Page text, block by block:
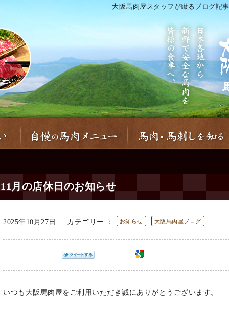
大阪馬肉屋スタッフが綴るブログ記
11月の店休日のお知らせ
2025年10月27日 カテゴリー ： お知らせ 大阪馬肉屋ブログ
いつも大阪馬肉屋をご利用いただき誠にありがとうございます。